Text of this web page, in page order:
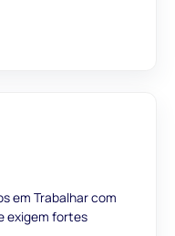
em Trabalhar com
exigem fortes